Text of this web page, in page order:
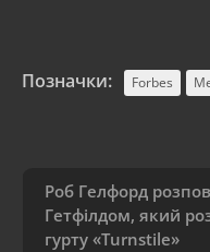
Позначки: Forbes
Роб Гелфорд
Гетфілдом, який
гурту «Turnstile»